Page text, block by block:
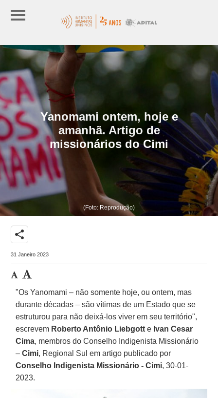
Yanomami ontem, hoje e
amanhã. Artigo de
missionários do Cimi
(Foto: Reprodução)
share
31 Janeiro 2023
"Os Yanomami – não somente hoje, ou ontem, mas
durante décadas – são vítimas de um Estado que se
estruturou para não deixá-los viver em seu território",
escrevem Roberto Antônio Liebgott e Ivan Cesar
Cima, membros do Conselho Indigenista Missionário
–Cimi, Regional Sul em artigo publicado por
Conselho Indigenista Missionário - Cimi, 30-01-
2023.